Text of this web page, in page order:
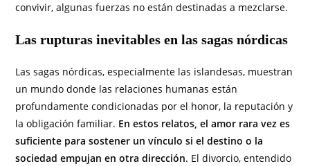
convivir, algunas fuerzas no están destinadas a mezclarse.
Las rupturas inevitables en las sagas nórdicas
Las sagas nórdicas, especialmente las islandesas, muestran
un mundo donde las relaciones humanas están
profundamente condicionadas por el honor, la reputación y
la obligación familiar. En estos relatos, el amor rara vez es
suficiente para sostener un vínculo si el destino o la
sociedad empujan en otra dirección. El divorcio, entendido